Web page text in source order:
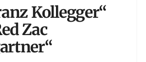
Kollegger“
Zac